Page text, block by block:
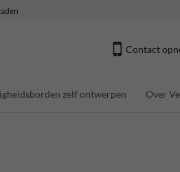
Contact
zelf ontwerpen Over